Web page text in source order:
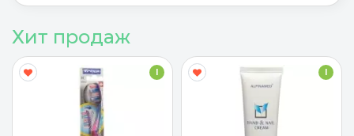
Хит продаж